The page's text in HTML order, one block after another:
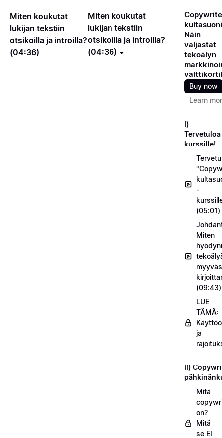
Miten koukutat
lukijan tekstiin
otsikoilla ja introilla?
(04:36)
Miten koukutat
lukijan tekstiin
otsikoilla ja introilla?
(04:36)
Näin
valjastat
tekoälyn
Buy now
Learn
I)
Tervetuloa
kurssille!
-
(05:01)
Miten
(09:43)
LUE
TÄMÄ:
ja
II)
Mitä
on?
Mitä
se EI